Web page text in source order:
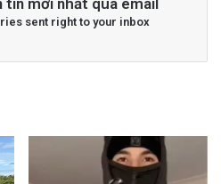
tin mới nhất qua email
sent right to your inbox